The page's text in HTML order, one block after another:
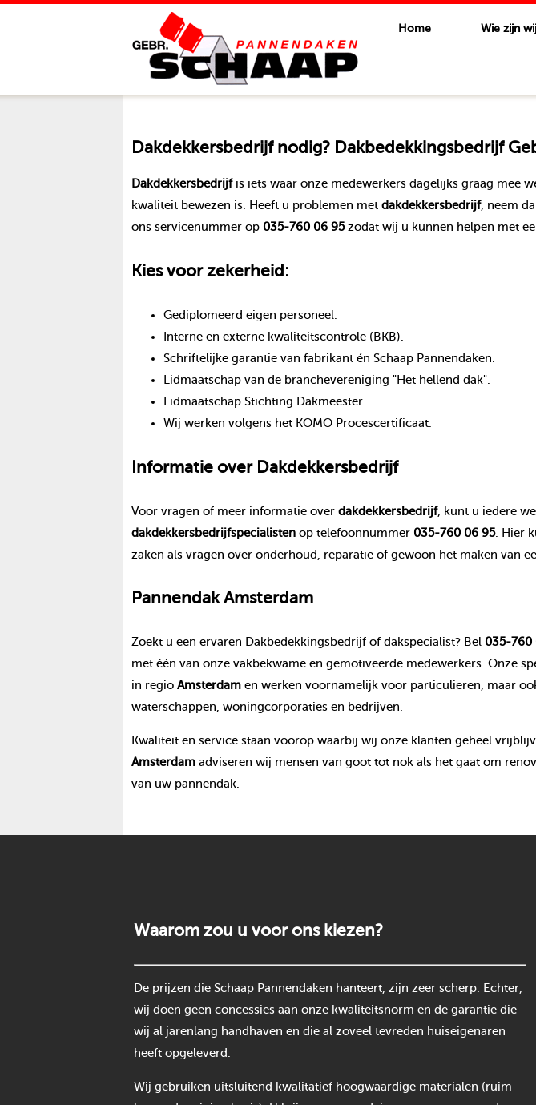
Home Wie zijn
Dakdekkersbedrijfnodig? Dakbedekkingsbedrijf
Dakdekkersbedrijfis iets waar onze medewerkers dagelijks graag mee
kwaliteit bewezen is. Heeft u problemen met dakdekkersbedrijf, neem
ons servicenummer op 035-760 06 95zodat wij u kunnen helpen met
Kies voor zekerheid:
Gediplomeerd eigen personeel.
Interne en externe kwaliteitscontrole (BKB).
Schriftelijke garantie van fabrikant én Schaap Pannendaken.
Lidmaatschap van de branchevereniging "Het hellend dak".
Lidmaatschap Stichting Dakmeester.
Wij werken volgens het KOMO Procescertificaat.
Informatie over Dakdekkersbedrijf
Voor vragen of meer informatie over dakdekkersbedrijf, kunt u iedere
dakdekkersbedrijfspecialistenop telefoonnummer 035-760 06 95. Hier
zaken als vragen over onderhoud, reparatie of gewoon het maken van
PannendakAmsterdam
Zoekt u een ervaren Dakbedekkingsbedrijf of dakspecialist? Bel 035-760
met één van onze vakbekwame en gemotiveerde medewerkers. Onze
in regio Amsterdamen werken voornamelijk voor particulieren, maar
waterschappen, woningcorporaties en bedrijven.
Kwaliteit en service staan voorop waarbij wij onze klanten geheel
Amsterdamadviseren wij mensen van goot tot nok als het gaat om
van uw pannendak.
Waarom zou u voor ons kiezen?
De prijzen die Schaap Pannendaken hanteert, zijn zeer scherp. Echter,
wij doen geen concessies aan onze kwaliteitsnorm en de garantie die
wij al jarenlang handhaven en die al zoveel tevreden huiseigenaren
heeft opgeleverd.
Wij gebruiken uitsluitend kwalitatief hoogwaardige materialen (ruim